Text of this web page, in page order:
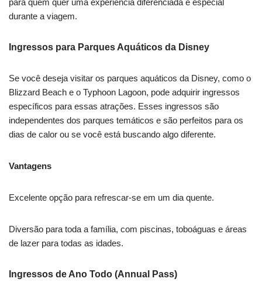
para quem quer uma experiência diferenciada e especial
durante a viagem.
Ingressos para Parques Aquáticos da Disney
Se você deseja visitar os parques aquáticos da Disney, como o
Blizzard Beach e o Typhoon Lagoon, pode adquirir ingressos
específicos para essas atrações. Esses ingressos são
independentes dos parques temáticos e são perfeitos para os
dias de calor ou se você está buscando algo diferente.
Vantagens
Excelente opção para refrescar-se em um dia quente.
Diversão para toda a família, com piscinas, toboáguas e áreas
de lazer para todas as idades.
Ingressos de Ano Todo (Annual Pass)